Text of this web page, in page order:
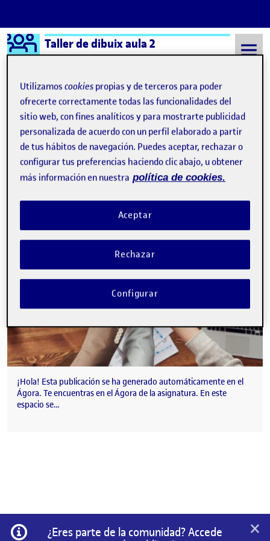
Saltar al contenido
Logo Ágora
Taller de dibuix aula 2
Semestre 20211 - Aula 2 8 Septiembre, 2021
8 Septiembre, 2021
¡Bienvenidos y bienvenidas!
Publicado por
Quelic Berga Carreras
Fecha de publicación9 septiembre, 2021 2:49 pm
¡Hola! Esta publicación se ha generado automáticamente en el
Ágora. Te encuentras en el Ágora de la asignatura. En este
espacio se…
Información
¿Eres parte de la comunidad? Accede
×
Utilizamoscookies propias y de terceros para poder
ofrecerte correctamente todas las funcionalidades del
sitio web, con fines analíticos y para mostrarte publicidad
personalizada de acuerdo con un perfil elaborado a partir
de tus hábitos de navegación. Puedes aceptar, rechazar o
configurar tus preferencias haciendo clic abajo, u obtener
más información en nuestra política de cookies.
Rechazar
Aceptar
Configurar